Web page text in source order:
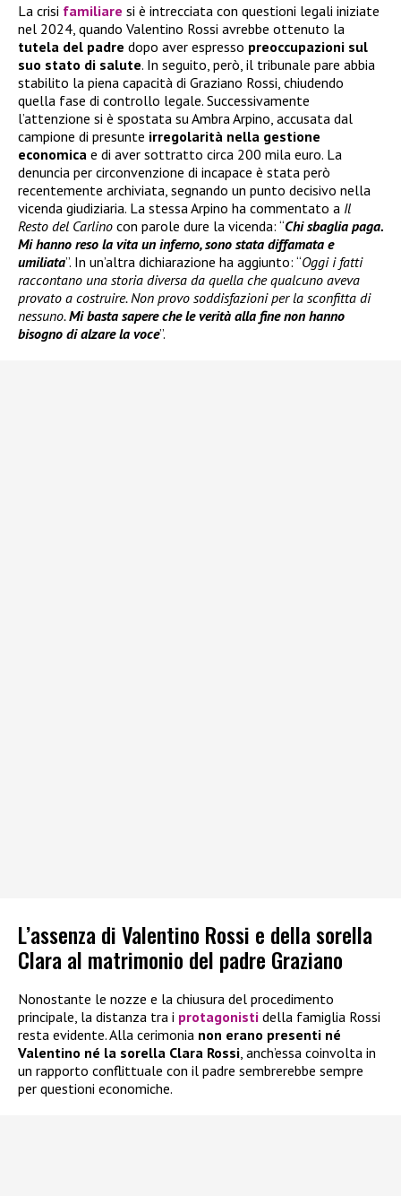
La crisi familiare si è intrecciata con questioni legali iniziate
nel 2024, quando Valentino Rossi avrebbe ottenuto la
tutela del padre dopo aver espresso preoccupazioni sul
suo stato di salute. In seguito, però, il tribunale pare abbia
stabilito la piena capacità di Graziano Rossi, chiudendo
quella fase di controllo legale. Successivamente
l’attenzione si è spostata su Ambra Arpino, accusata dal
campione di presunte irregolarità nella gestione
economica e di aver sottratto circa 200 mila euro. La
denuncia per circonvenzione di incapace è stata però
recentemente archiviata, segnando un punto decisivo nella
vicenda giudiziaria. La stessa Arpino ha commentato a Il
Resto del Carlino con parole dure la vicenda: “Chi sbaglia paga.
Mi hanno reso la vita un inferno, sono stata diffamata e
umiliata”. In un’altra dichiarazione ha aggiunto: “Oggi i fatti
raccontano una storia diversa da quella che qualcuno aveva
provato a costruire. Non provo soddisfazioni per la sconfitta di
nessuno.Mi basta sapere che le verità alla fine non hanno
bisogno di alzare la voce”.
L’assenza di Valentino Rossi e della sorella
Clara al matrimonio del padre Graziano
Nonostante le nozze e la chiusura del procedimento
principale, la distanza tra i protagonisti della famiglia Rossi
resta evidente. Alla cerimonia non erano presenti né
Valentino né la sorella Clara Rossi, anch’essa coinvolta in
un rapporto conflittuale con il padre sembrerebbe sempre
per questioni economiche.